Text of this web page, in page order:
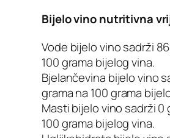
Bijelo vino nutritivna
Vode bijelo vino sadrži
100 grama bijelog vina.
Bjelančevina bijelo vino
grama na 100 grama
Masti bijelo vino sadrži 0
100 grama bijelog vina.